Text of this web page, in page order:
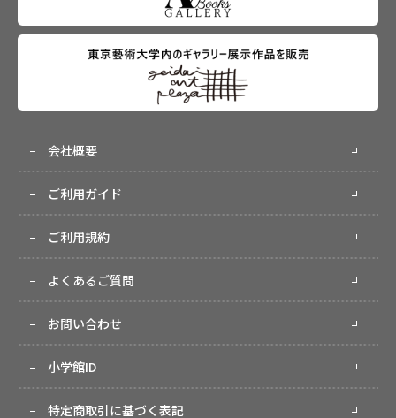
会社概要
ご利用ガイド
ご利用規約
よくあるご質問
お問い合わせ
小学館ID
特定商取引に基づく表記